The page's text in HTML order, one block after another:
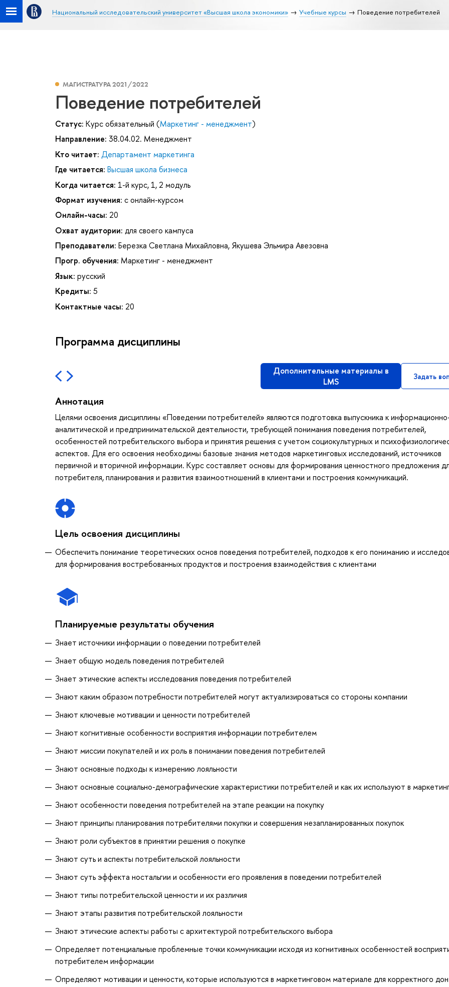
Национальный исследовательский университет «Высшая школа экономики» Учебные курсы Поведение потребителей
МАГИСТРАТУРА 2021/2022
Поведение потребителей
Статус: Курс обязательный (Маркетинг - менеджмент)
Направление: 38.04.02. Менеджмент
Кто читает: Департамент маркетинга
Где читается: Высшая школа бизнеса
Когда читается: 1-й курс, 1, 2 модуль
Формат изучения: с онлайн-курсом
Онлайн-часы: 20
Охват аудитории: для своего кампуса
Преподаватели: Березка Светлана Михайловна, Якушева Эльмира Авезовна
Прогр. обучения: Маркетинг - менеджмент
Язык: русский
Кредиты: 5
Контактные часы: 20
Программа дисциплины
Дополнительные материалы в
LMS
Задать
Аннотация
Целями освоения дисциплины «Поведении потребителей» являются подготовка выпускника к
аналитической и предпринимательской деятельности, требующей понимания поведения потребителей,
особенностей потребительского выбора и принятия решения с учетом социокультурных и
аспектов. Для его освоения необходимы базовые знания методов маркетинговых исследований, источников
первичной и вторичной информации. Курс составляет основы для формирования ценностного предложения
потребителя, планирования и развития взаимоотношений в клиентами и построения коммуникаций.
Цель освоения дисциплины
Обеспечить понимание теоретических основ поведения потребителей, подходов к его пониманию и
для формирования востребованных продуктов и построения взаимодействия с клиентами
Планируемые результаты обучения
Знает источники информации о поведении потребителей
Знает общую модель поведения потребителей
Знает этические аспекты исследования поведения потребителей
Знают каким образом потребности потребителей могут актуализироваться со стороны компании
Знают ключевые мотивации и ценности потребителей
Знают когнитивные особенности восприятия информации потребителем
Знают миссии покупателей и их роль в понимании поведения потребителей
Знают основные подходы к измерению лояльности
Знают основные социально-демографические характеристики потребителей и как их используют в
Знают особенности поведения потребителей на этапе реакции на покупку
Знают принципы планирования потребителями покупки и совершения незапланированных покупок
Знают роли субъектов в принятии решения о покупке
Знают суть и аспекты потребительской лояльности
Знают суть эффекта ностальгии и особенности его проявления в поведении потребителей
Знают типы потребительской ценности и их различия
Знают этапы развития потребительской лояльности
Знают этические аспекты работы с архитектурой потребительского выбора
Определяет потенциальные проблемные точки коммуникации исходя из когнитивных особенностей
потребителем информации
Определяют мотивации и ценности, которые используются в маркетинговом материале для корректного